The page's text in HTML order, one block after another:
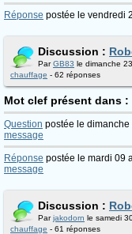
Réponse postée le vendredi
Discussion :
ParGB83 le dimanche
chauffage - 62 réponses
Mot clef présent dans :
Question postée le
message
Réponse postée le mardi 09
message
Discussion :
Parjakodorn le samedi
chauffage - 61 réponses